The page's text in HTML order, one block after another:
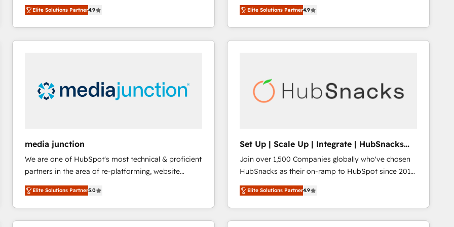
HubSpot大百科 出版 CRM・AI活用に関するご相談、現
operational efficiency of HubSpot. The fastest-
growing tech-enabler & facilitator, MakeWebBetter,
hands you the blend of HubSpot expertise &
eminent solutions & integrations. Trust us to
Premier Partner 2023 🌟5 HubSpot Accreditations 🌟
Won HubSpot Theme Challenge 2021 🌟INBOUND’19
HubSpot experience ✔️Flexible pricing models —
Hourly-fee (assigned one Dedicated HubSpot
Admin); Monthly-fee (HubSpot Admin + Project
Manager); and Fixed Project Cost (as per
requirement). ✔️Helped over 25,000+ customers so
far with our HubSpot solutions. ✔️Bespoke apps &
on-demand bundle services. Connect with us today!
Elite Solutions Partner4.9
Hire an agency that's experienced in every inch of
HubSpot and willing to work hand-in-hand with your
team to simplify the complex and build a better
experience for your team and customers.
Elite Solutions Partner4.9
media junction
We are one of HubSpot's most technical & proficient
partners in the area of re-platforming, website
design & development. We specialize in multi-hub
implementations for mid-market & enterprise
companies. We are woman-owned, powered by
coffee, and we ❤️ dogs. We produce award-winning
Elite Solutions Partner5.0
Set Up | Scale Up | Integrate | HubSnacks
FlexPlan
Join over 1,500 Companies globally who've chosen
HubSnacks as their on-ramp to HubSpot since 2014
Simple pay-as-you-go plans that accelerate value...
1️⃣ Set Up | Onboarding New or Check-fixing existing
HubSpot portals 2️⃣ Scale Up | 100% HubSpot Task
Execution... Global 24/7 ... All Experts 3️⃣ Integrate |
Elite Solutions Partner4.9